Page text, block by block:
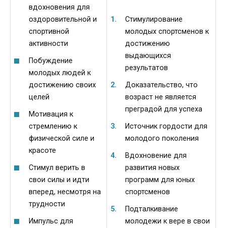
вдохновения для
оздоровительной и
спортивной
активности
Побуждение
молодых людей к
достижению своих
целей
Мотивация к
стремлению к
физической силе и
красоте
Стимул верить в
свои силы и идти
вперед, несмотря на
трудности
Импульс для
Стимулирование
молодых спортсменов к
достижению
выдающихся
результатов
Доказательство, что
возраст не является
преградой для успеха
Источник гордости для
молодого поколения
Вдохновение для
развития новых
программ для юных
спортсменов
Подталкивание
молодежи к вере в свои